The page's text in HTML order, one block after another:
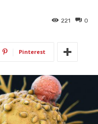
0
221
Pinterest